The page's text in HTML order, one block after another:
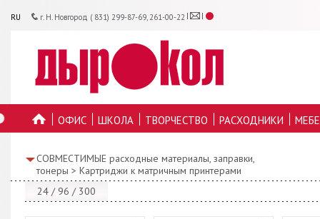
RU г. Н. Новгород ( 831) 299-87-69, 261-00-22
ОФИС ШКОЛА ТВОРЧЕСТВО РАСХОДНИКИ
СОВМЕСТИМЫЕ расходные материалы, заправки,
тонеры > Картриджи к матричным принтерами
24 / 96 / 300